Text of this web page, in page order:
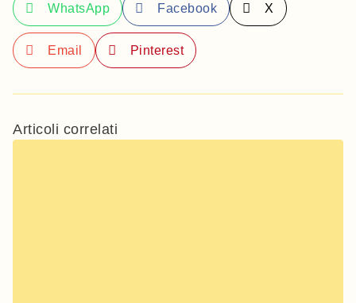
WhatsApp Facebook X
Email Pinterest
Articoli correlati